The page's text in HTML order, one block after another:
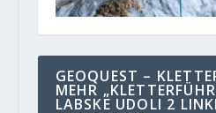
GEOQUEST –
MEHR
LABSKE UDOLI 2